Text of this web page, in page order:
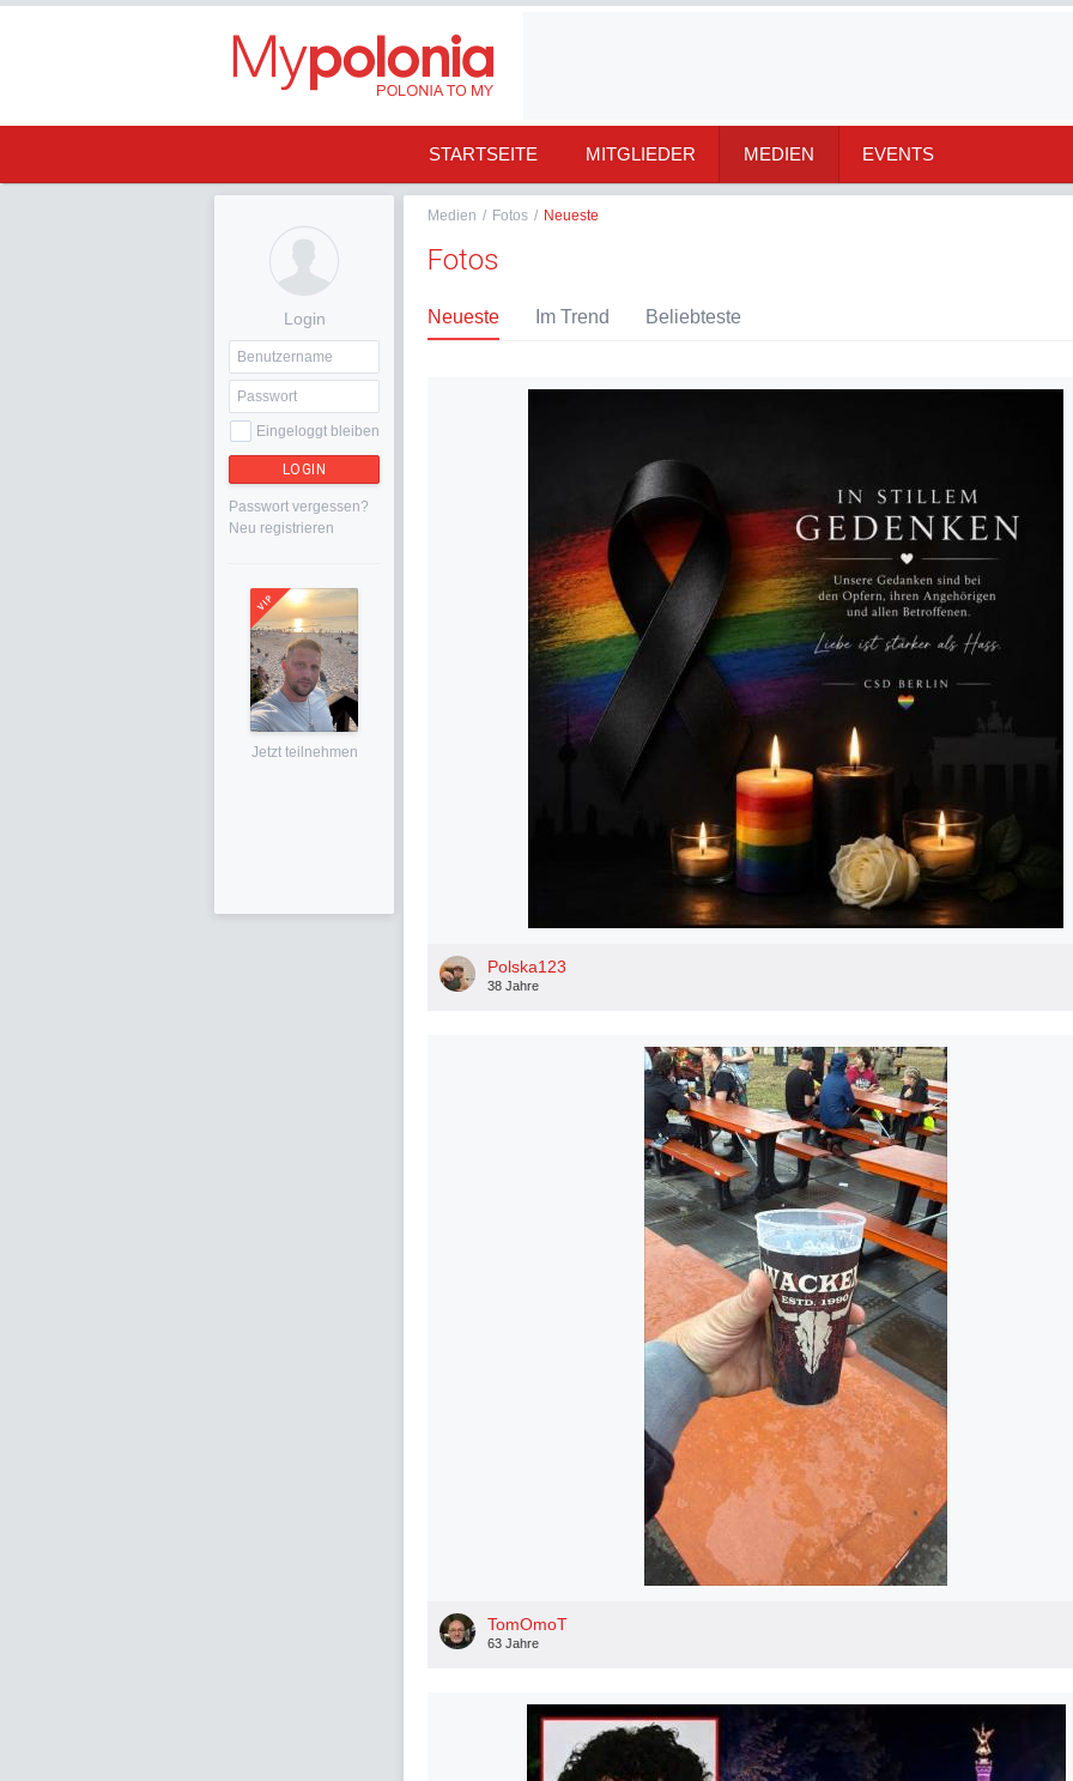
STARTSEITE MITGLIEDER MEDIEN EVENTS
Login
Eingeloggt bleiben
LOGIN
Passwort vergessen?
Neu registrieren
Jetzt teilnehmen
Medien / Fotos / Neueste
Fotos
Neueste Im Trend Beliebteste
Polska123
38 Jahre
TomOmoT
63 Jahre